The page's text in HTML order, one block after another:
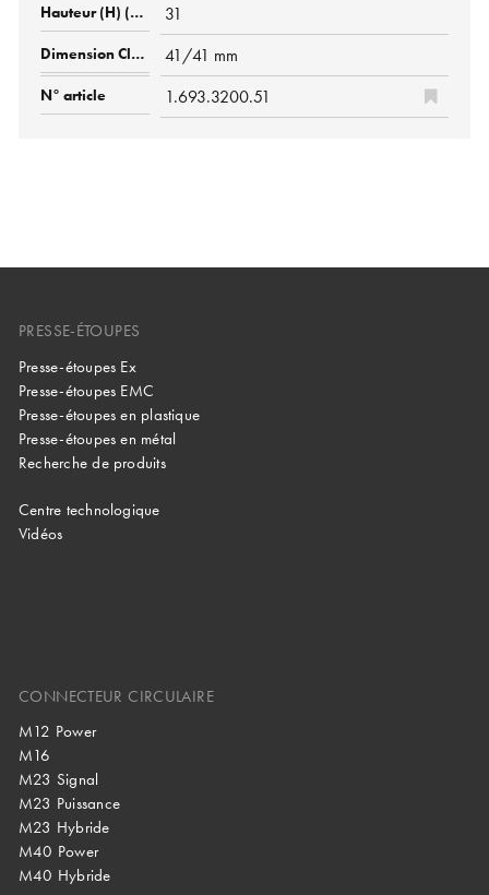
31
41/41 mm
1.693.3200.51
PRESSE-ÉTOUPES
Presse-étoupes Ex
Presse-étoupes EMC
Presse-étoupes en plastique
Presse-étoupes en métal
Recherche de produits
Centre technologique
Vidéos
CONNECTEUR CIRCULAIRE
M12 Power
M16
M23 Signal
M23 Puissance
M23 Hybride
M40 Power
M40 Hybride